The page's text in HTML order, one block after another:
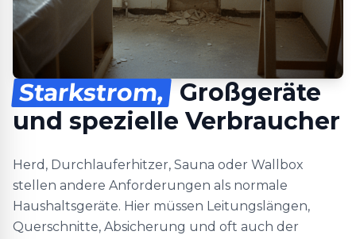
Starkstrom,
Großgeräte
und spezielle Verbraucher
Herd, Durchlauferhitzer, Sauna oder Wallbox
stellen andere Anforderungen als normale
Haushaltsgeräte. Hier müssen Leitungslängen,
Querschnitte, Absicherung und oft auch der